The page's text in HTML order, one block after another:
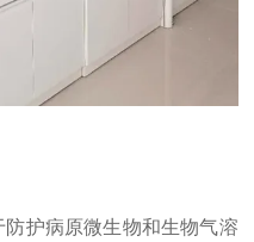
护病原微生物和生物气溶